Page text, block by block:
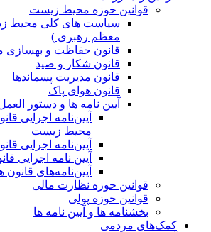
قوانین حوزه محیط زیست
ﺳﯿﺎﺳﺖ ﻫﺎی ﮐﻠﯽ ﻣﺤﯿﻂ
معظم رهبری )
قانون حفاظت و
قانون شکار و صید
قانون مدیریت پسماندها
قانون هوای پاک
آیین نامه ها و دستور
آیین‌نامه اجرایی
محیط زیست
آیین‌نامه اجرایی
آیین نامه اجرایی
آیین‌نامه‌های قانون
قوانین حوزه نظارت مالی
قوانین حوزه پولی
بخشنامه ها و آیین نامه ها
کمک‌های مردمی